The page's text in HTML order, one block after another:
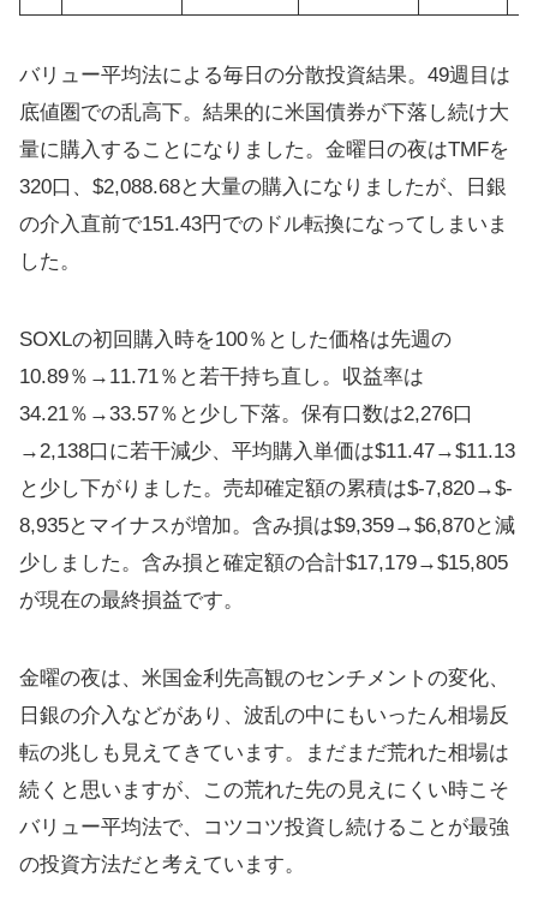
バリュー平均法による毎日の分散投資結果。49週目は
底値圏での乱高下。結果的に米国債券が下落し続け大
量に購入することになりました。金曜日の夜はTMFを
320口、$2,088.68と大量の購入になりましたが、日銀
の介入直前で151.43円でのドル転換になってしまいま
した。
SOXLの初回購入時を100％とした価格は先週の
10.89％→11.71％と若干持ち直し。収益率は
34.21％→33.57％と少し下落。保有口数は2,276口
→2,138口に若干減少、平均購入単価は$11.47→$11.13
と少し下がりました。売却確定額の累積は$‐7,820→$‐
8,935とマイナスが増加。含み損は$9,359→$6,870と減
少しました。含み損と確定額の合計$17,179→$15,805
が現在の最終損益です。
金曜の夜は、米国金利先高観のセンチメントの変化、
日銀の介入などがあり、波乱の中にもいったん相場反
転の兆しも見えてきています。まだまだ荒れた相場は
続くと思いますが、この荒れた先の見えにくい時こそ
バリュー平均法で、コツコツ投資し続けることが最強
の投資方法だと考えています。